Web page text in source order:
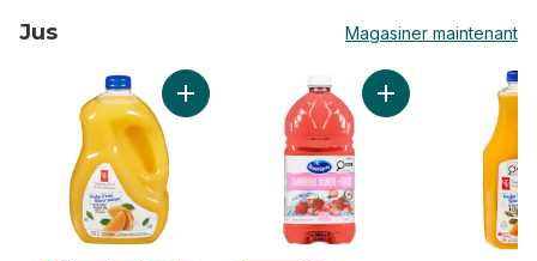
Jus Magasiner maintenant
sauter Jus
Ajouter Jus d’orange sans pulpe au panier
Ajouter Cocktailil